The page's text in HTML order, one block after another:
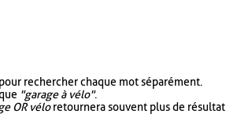
rechercher chaque mot séparément.
"garage à vélo".
OR véloretournera souvent plus de résultat